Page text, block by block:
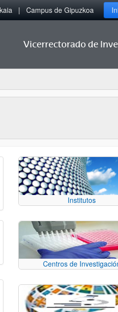
Campus de Gipuzkoa
Vicerrectorado de
Institutos
Centros de